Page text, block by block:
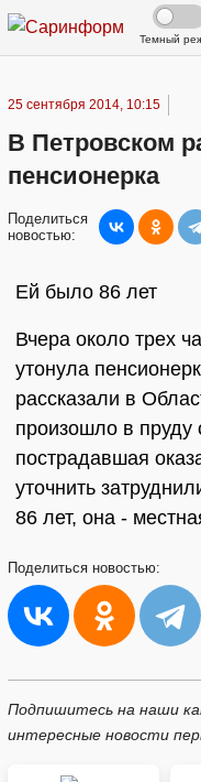
Темный
25 сентября 2014, 10:15
В Петровском
пенсионерка
Поделиться
новостью:
Ей было 86 лет
Вчера около трех
утонула
рассказали в
произошло в пруду
пострадавшая
уточнить
86 лет, она -
Поделиться новостью:
Подпишитесь на наши
интересные новости